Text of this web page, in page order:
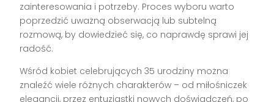
zainteresowania i potrzeby. Proces wyboru warto
poprzedzić uważną obserwacją lub subtelną
rozmową, by dowiedzieć się, co naprawdę sprawi jej
radość.
Wśród kobiet celebrujących 35 urodziny można
znaleźć wiele różnych charakterów – od miłośniczek
elegancji, przez entuzjastki nowych doświadczeń, po